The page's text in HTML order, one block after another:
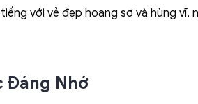
với vẻ đẹp hoang sơ và hùng vĩ,
Đáng Nhớ